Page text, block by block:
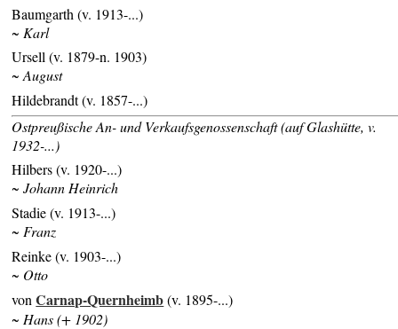
Baumgarth (v. 1913-...)
~ Karl
Ursell (v. 1879-n. 1903)
~ August
Hildebrandt (v. 1857-...)
Ostpreußische An- und Verkaufsgenossenschaft (auf Glashütte, v.
1932-...)
Hilbers (v. 1920-...)
~ Johann Heinrich
Stadie (v. 1913-...)
~ Franz
Reinke (v. 1903-...)
~ Otto
vonCarnap-Quernheimb(v. 1895-...)
~ Hans (+ 1902)